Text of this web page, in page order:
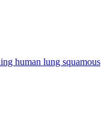
human lung squamous